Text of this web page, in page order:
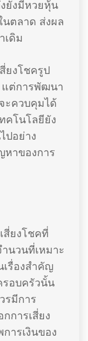
ยังมีหวยหุ้น
นตลาด ส่งผล
เดิม
ยงโชครูป
แต่การพัฒนา
ะควบคุมได้
คโนโลยียัง
ปอย่าง
หาของการ
สี่ยงโชคที่
นวนที่เหมาะ
เรื่องสำคัญ
รอบครัวนั้น
รมีการ
การเสี่ยง
ารเงินของ